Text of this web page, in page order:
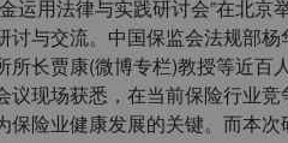
运用法律与实践研讨会”在北
讨与交流。中国保监会法规部
长贾康(微博专栏)教授等近百
议现场获悉，在当前保险行业
险业健康发展的关键。而本